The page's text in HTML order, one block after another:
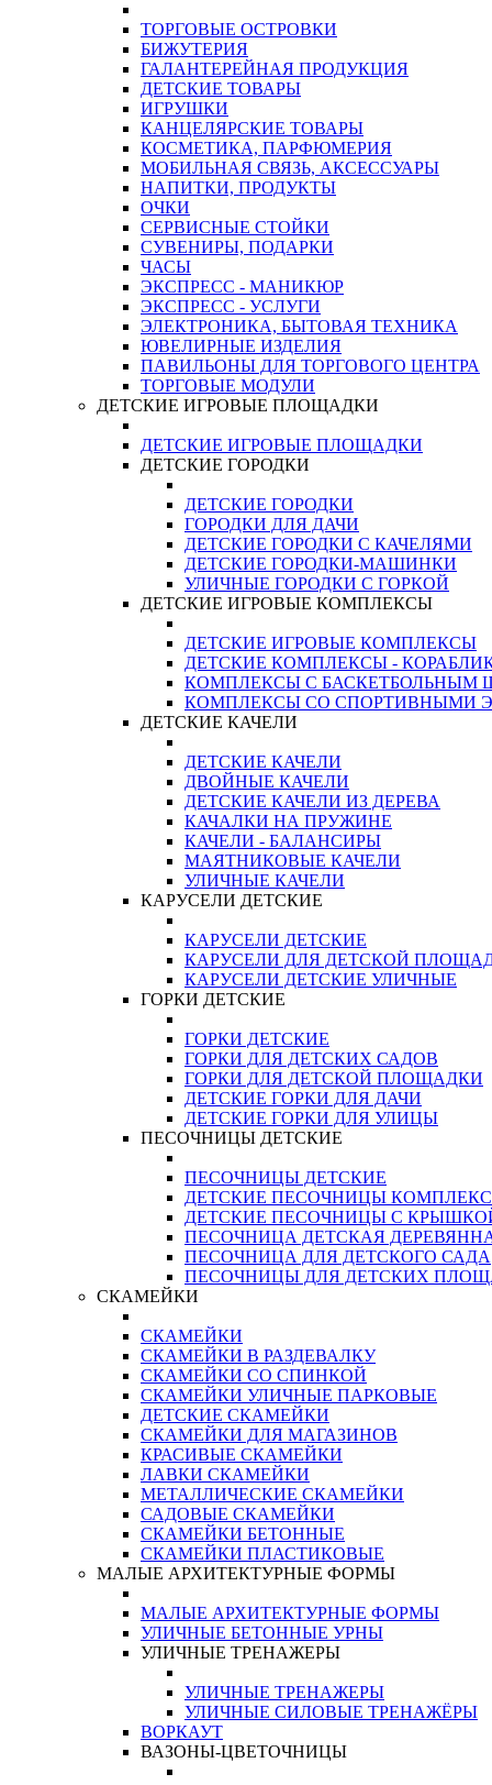
ТОРГОВЫЕ ОСТРОВКИ
БИЖУТЕРИЯ
ГАЛАНТЕРЕЙНАЯ ПРОДУКЦИЯ
ДЕТСКИЕ ТОВАРЫ
ИГРУШКИ
КАНЦЕЛЯРСКИЕ ТОВАРЫ
КОСМЕТИКА, ПАРФЮМЕРИЯ
МОБИЛЬНАЯ СВЯЗЬ, АКСЕССУАРЫ
НАПИТКИ, ПРОДУКТЫ
ОЧКИ
СЕРВИСНЫЕ СТОЙКИ
СУВЕНИРЫ, ПОДАРКИ
ЧАСЫ
ЭКСПРЕСС - МАНИКЮР
ЭКСПРЕСС - УСЛУГИ
ЭЛЕКТРОНИКА, БЫТОВАЯ ТЕХНИКА
ЮВЕЛИРНЫЕ ИЗДЕЛИЯ
ПАВИЛЬОНЫ ДЛЯ ТОРГОВОГО ЦЕНТРА
ТОРГОВЫЕ МОДУЛИ
ДЕТСКИЕ ИГРОВЫЕ ПЛОЩАДКИ
ДЕТСКИЕ ИГРОВЫЕ ПЛОЩАДКИ
ДЕТСКИЕ ГОРОДКИ
ДЕТСКИЕ ГОРОДКИ
ГОРОДКИ ДЛЯ ДАЧИ
ДЕТСКИЕ ГОРОДКИ С КАЧЕЛЯМИ
ДЕТСКИЕ ГОРОДКИ-МАШИНКИ
УЛИЧНЫЕ ГОРОДКИ С ГОРКОЙ
ДЕТСКИЕ ИГРОВЫЕ КОМПЛЕКСЫ
ДЕТСКИЕ ИГРОВЫЕ КОМПЛЕКСЫ
ДЕТСКИЕ КОМПЛЕКСЫ -
КОМПЛЕКСЫ С БАСКЕТБОЛЬНЫМ
КОМПЛЕКСЫ СО СПОРТИВНЫМИ
ДЕТСКИЕ КАЧЕЛИ
ДЕТСКИЕ КАЧЕЛИ
ДВОЙНЫЕ КАЧЕЛИ
ДЕТСКИЕ КАЧЕЛИ ИЗ ДЕРЕВА
КАЧАЛКИ НА ПРУЖИНЕ
КАЧЕЛИ - БАЛАНСИРЫ
МАЯТНИКОВЫЕ КАЧЕЛИ
УЛИЧНЫЕ КАЧЕЛИ
КАРУСЕЛИ ДЕТСКИЕ
КАРУСЕЛИ ДЕТСКИЕ
КАРУСЕЛИ ДЛЯ ДЕТСКОЙ
КАРУСЕЛИ ДЕТСКИЕ УЛИЧНЫЕ
ГОРКИ ДЕТСКИЕ
ГОРКИ ДЕТСКИЕ
ГОРКИ ДЛЯ ДЕТСКИХ САДОВ
ГОРКИ ДЛЯ ДЕТСКОЙ ПЛОЩАДКИ
ДЕТСКИЕ ГОРКИ ДЛЯ ДАЧИ
ДЕТСКИЕ ГОРКИ ДЛЯ УЛИЦЫ
ПЕСОЧНИЦЫ ДЕТСКИЕ
ПЕСОЧНИЦЫ ДЕТСКИЕ
ДЕТСКИЕ ПЕСОЧНИЦЫ
ДЕТСКИЕ ПЕСОЧНИЦЫ С
ПЕСОЧНИЦА ДЕТСКАЯ
ПЕСОЧНИЦА ДЛЯ ДЕТСКОГО САДА
ПЕСОЧНИЦЫ ДЛЯ ДЕТСКИХ
СКАМЕЙКИ
СКАМЕЙКИ
СКАМЕЙКИ В РАЗДЕВАЛКУ
СКАМЕЙКИ СО СПИНКОЙ
СКАМЕЙКИ УЛИЧНЫЕ ПАРКОВЫЕ
ДЕТСКИЕ СКАМЕЙКИ
СКАМЕЙКИ ДЛЯ МАГАЗИНОВ
КРАСИВЫЕ СКАМЕЙКИ
ЛАВКИ СКАМЕЙКИ
МЕТАЛЛИЧЕСКИЕ СКАМЕЙКИ
САДОВЫЕ СКАМЕЙКИ
СКАМЕЙКИ БЕТОННЫЕ
СКАМЕЙКИ ПЛАСТИКОВЫЕ
МАЛЫЕ АРХИТЕКТУРНЫЕ ФОРМЫ
МАЛЫЕ АРХИТЕКТУРНЫЕ ФОРМЫ
УЛИЧНЫЕ БЕТОННЫЕ УРНЫ
УЛИЧНЫЕ ТРЕНАЖЕРЫ
УЛИЧНЫЕ ТРЕНАЖЕРЫ
УЛИЧНЫЕ СИЛОВЫЕ ТРЕНАЖЁРЫ
ВОРКАУТ
ВАЗОНЫ-ЦВЕТОЧНИЦЫ